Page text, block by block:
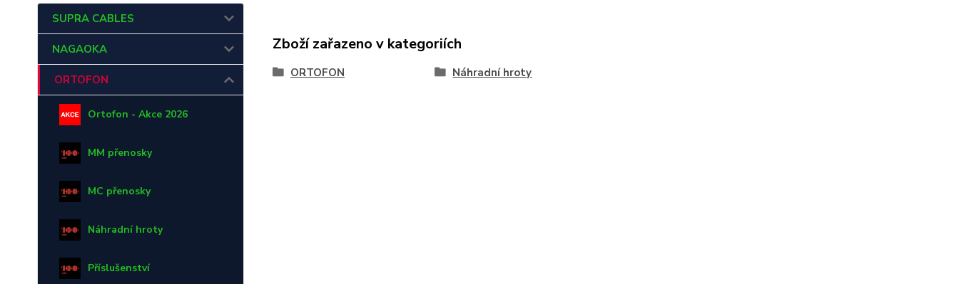
SUPRA CABLES
NAGAOKA
ORTOFON
Ortofon - Akce 2026
MM přenosky
MC přenosky
Náhradní hroty
Příslušenství
Zboží zařazeno v kategoriích
ORTOFON Náhradní hroty